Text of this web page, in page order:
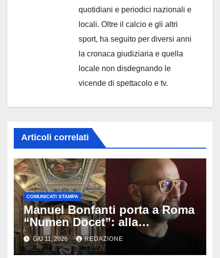
quotidiani e periodici nazionali e
locali. Oltre il calcio e gli altri
sport, ha seguito per diversi anni
la cronaca giudiziaria e quella
locale non disdegnando le
vicende di spettacolo e tv.
Articoli correlati
COMUNICATI STAMPA
Manuel Bonfanti porta a Roma
“Numen Docet”: alla
Fondazione del Nazareno
l’arte incontra il divino
GIU 11, 2026 REDAZIONE